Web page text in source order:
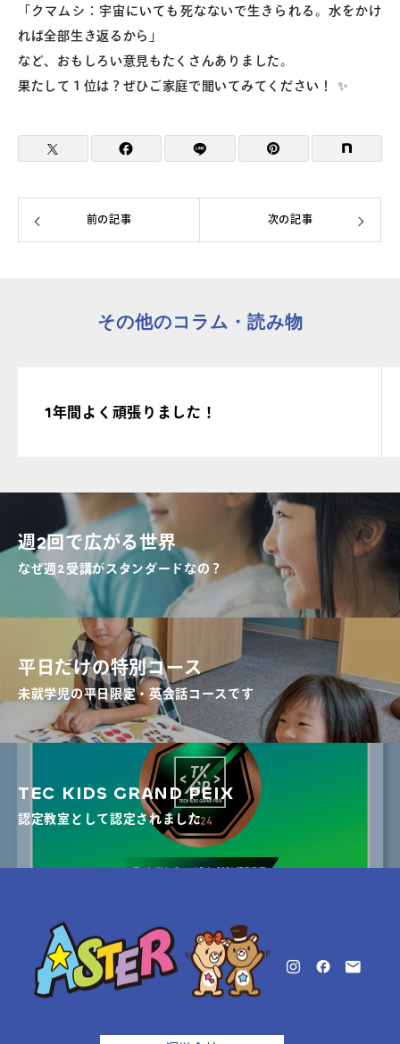
「クマムシ：宇宙にいても死なないで生きられる。水をかけ
れば全部生き返るから」
など、おもしろい意見もたくさんありました。
果たして１位は？ぜひご家庭で聞いてみてください！ ✨
前の記事 次の記事
その他のコラム・読み物
1年間よく頑張りました！
週2回で広がる世界
なぜ週2受講がスタンダードなの？
平日だけの特別コース
未就学児の平日限定・英会話コースです
TEC KIDS GRAND PEIX
認定教室として認定されました